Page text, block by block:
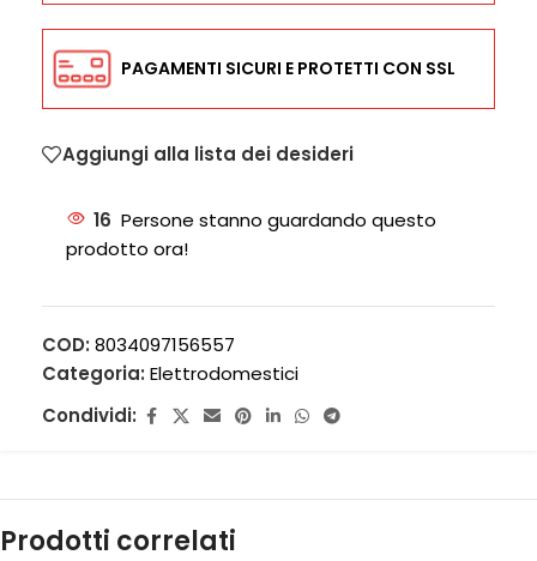
PAGAMENTI SICURI E PROTETTI CON SSL
Aggiungi alla lista dei desideri
16 Persone stanno guardando questo
prodotto ora!
COD: 8034097156557
Categoria: Elettrodomestici
Condividi:
Prodotti correlati